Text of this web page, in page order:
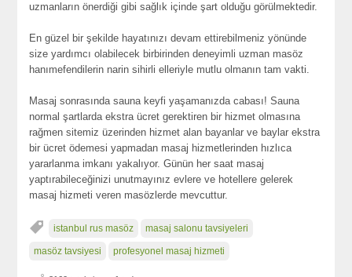
uzmanların önerdiği gibi sağlık içinde şart olduğu görülmektedir.
En güzel bir şekilde hayatınızı devam ettirebilmeniz yönünde
size yardımcı olabilecek birbirinden deneyimli uzman masöz
hanımefendilerin narin sihirli elleriyle mutlu olmanın tam vakti.
Masaj sonrasında sauna keyfi yaşamanızda cabası! Sauna
normal şartlarda ekstra ücret gerektiren bir hizmet olmasına
rağmen sitemiz üzerinden hizmet alan bayanlar ve baylar ekstra
bir ücret ödemesi yapmadan masaj hizmetlerinden hızlıca
yararlanma imkanı yakalıyor. Günün her saat masaj
yaptırabileceğinizi unutmayınız evlere ve hotellere gelerek
masaj hizmeti veren masözlerde mevcuttur.
istanbul rus masöz masaj salonu tavsiyeleri
masöz tavsiyesi profesyonel masaj hizmeti